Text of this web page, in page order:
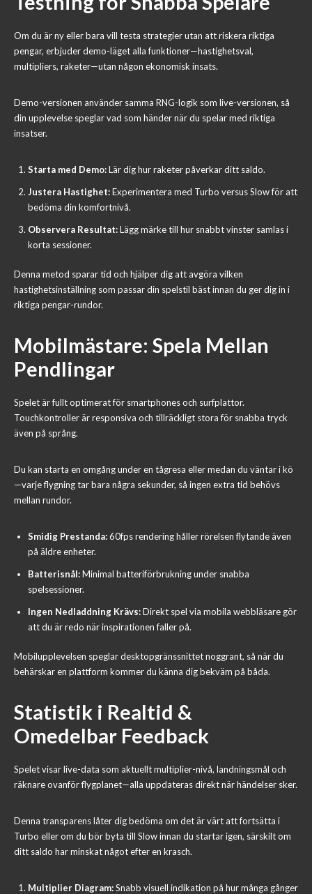
Om du är ny eller bara vill testa strategier utan att riskera riktiga
pengar, erbjuder demo-läget alla funktioner—hastighetsval,
multipliers, raketer—utan någon ekonomisk insats.
Demo-versionen använder samma RNG-logik som live-versionen, så
din upplevelse speglar vad som händer när du spelar med riktiga
insatser.
Starta med Demo:Lär dig hur raketer påverkar ditt saldo.
Justera Hastighet:Experimentera med Turbo versus Slow för att
bedöma din komfortnivå.
Observera Resultat:Lägg märke till hur snabbt vinster samlas i
korta sessioner.
Denna metod sparar tid och hjälper dig att avgöra vilken
hastighetsinställning som passar din spelstil bäst innan du ger dig in i
riktiga pengar-rundor.
Mobilmästare: Spela Mellan
Pendlingar
Spelet är fullt optimerat för smartphones och surfplattor.
Touchkontroller är responsiva och tillräckligt stora för snabba tryck
även på språng.
Du kan starta en omgång under en tågresa eller medan du väntar i kö
—varje flygning tar bara några sekunder, så ingen extra tid behövs
mellan rundor.
Smidig Prestanda:60fps rendering håller rörelsen flytande även
på äldre enheter.
Batterisnål:Minimal batteriförbrukning under snabba
spelsessioner.
Ingen Nedladdning Krävs:Direkt spel via mobila webbläsare gör
att du är redo när inspirationen faller på.
Mobilupplevelsen speglar desktopgränssnittet noggrant, så när du
behärskar en plattform kommer du känna dig bekväm på båda.
Statistik i Realtid &
Omedelbar Feedback
Spelet visar live-data som aktuellt multiplier-nivå, landningsmål och
räknare ovanför flygplanet—alla uppdateras direkt när händelser sker.
Denna transparens låter dig bedöma om det är värt att fortsätta i
Turbo eller om du bör byta till Slow innan du startar igen, särskilt om
ditt saldo har minskat något efter en krasch.
Multiplier Diagram:Snabb visuell indikation på hur många gånger